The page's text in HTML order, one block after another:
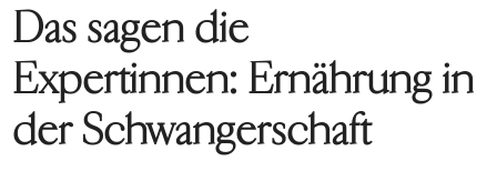
Das sagen die
Expertinnen: Ernährung in
der Schwangerschaft